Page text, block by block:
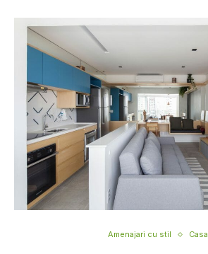
Amenajari cu stil Casa